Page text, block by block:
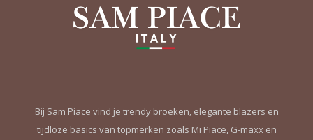
Bij Sam Piace vind je trendy broeken, elegante blazers en
tijdloze basics van topmerken zoals Mi Piace, G-maxx en